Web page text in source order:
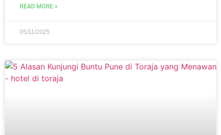
READ MORE »
05/11/2025